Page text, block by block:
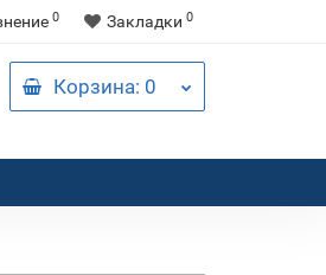
0 Закладки 0
Корзина: 0